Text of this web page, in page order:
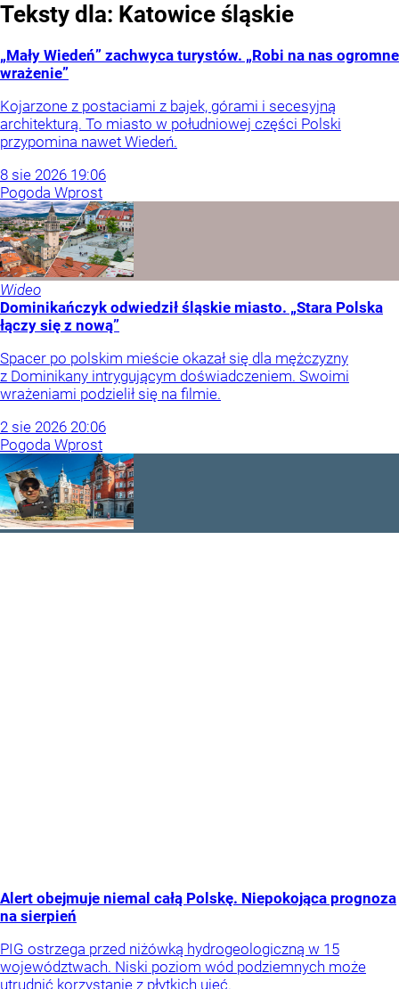
Teksty dla: Katowice śląskie
„Mały Wiedeń” zachwyca turystów. „Robi na nas ogromne
wrażenie”
Kojarzone z postaciami z bajek, górami i secesyjną
architekturą. To miasto w południowej części Polski
przypomina nawet Wiedeń.
8 sie 2026 19:06
Pogoda Wprost
Wideo
Dominikańczyk odwiedził śląskie miasto. „Stara Polska
łączy się z nową”
Spacer po polskim mieście okazał się dla mężczyzny
z Dominikany intrygującym doświadczeniem. Swoimi
wrażeniami podzielił się na filmie.
2 sie 2026 20:06
Pogoda Wprost
Alert obejmuje niemal całą Polskę. Niepokojąca prognoza
na sierpień
PIG ostrzega przed niżówką hydrogeologiczną w 15
województwach. Niski poziom wód podziemnych może
utrudnić korzystanie z płytkich ujęć.